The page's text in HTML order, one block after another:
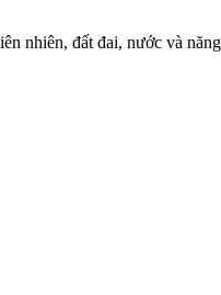
nhiên, đất đai, nước và